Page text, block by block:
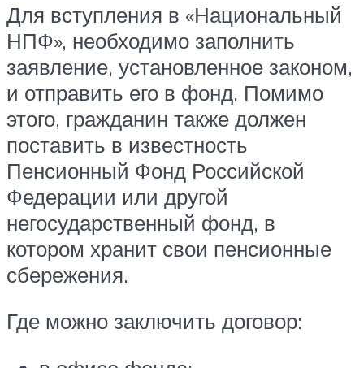
Для вступления в «Национальный
НПФ», необходимо заполнить
заявление, установленное законом,
и отправить его в фонд. Помимо
этого, гражданин также должен
поставить в известность
Пенсионный Фонд Российской
Федерации или другой
негосударственный фонд, в
котором хранит свои пенсионные
сбережения.
Где можно заключить договор: